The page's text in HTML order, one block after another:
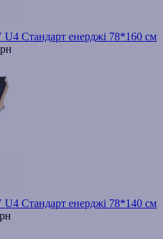
Стандарт енерджі 78*160 см
Стандарт енерджі 78*140 см